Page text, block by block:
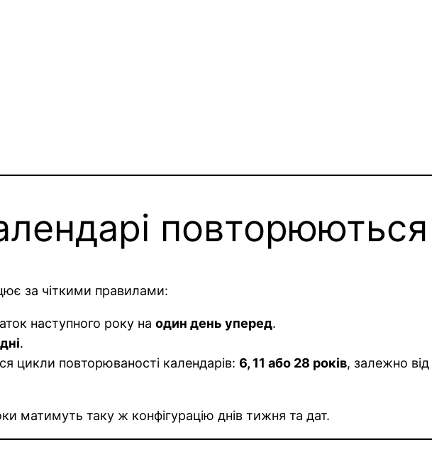
повторюються
за чіткими правилами:
наступного року на один день уперед.
.
цикли повторюваності календарів: 6, 11 або 28 років, залежно
матимуть таку ж конфігурацію днів тижня та дат.